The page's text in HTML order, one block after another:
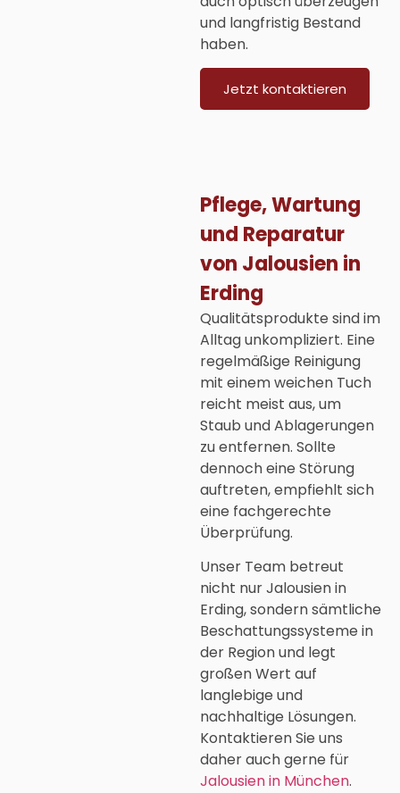
und langfristig Bestand
haben.
Jetzt kontaktieren
Pflege, Wartung
und Reparatur
von Jalousien in
Erding
Qualitätsprodukte sind im
Alltag unkompliziert. Eine
regelmäßige Reinigung
mit einem weichen Tuch
reicht meist aus, um
Staub und Ablagerungen
zu entfernen. Sollte
dennoch eine Störung
auftreten, empfiehlt sich
eine fachgerechte
Überprüfung.
Unser Team betreut
nicht nurJalousien in
Erding, sondern sämtliche
Beschattungssysteme in
der Region und legt
großen Wert auf
langlebige und
nachhaltige Lösungen.
Kontaktieren Sie uns
daher auch gerne für
Jalousien in München.